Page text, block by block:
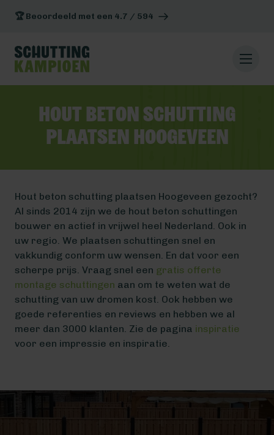
🏆 Beoordeeld met een 4.7 / 594
Hout beton schutting
plaatsen Hoogeveen
Hout beton schutting plaatsen Hoogeveen gezocht?
Al sinds 2014 zijn we de hout beton schuttingen
bouwer en actief in vrijwel heel Nederland. Ook in
uw regio. We plaatsen schuttingen snel en
vakkundig conform uw wensen. En dat voor een
scherpe prijs. Vraag snel een gratis offerte
montage schuttingen aan om te weten wat de
schutting van uw dromen kost. Ook hebben we
goede referenties en reviews en hebben we al
meer dan 3000 klanten. Zie de pagina inspiratie
voor een impressie en inspiratie.